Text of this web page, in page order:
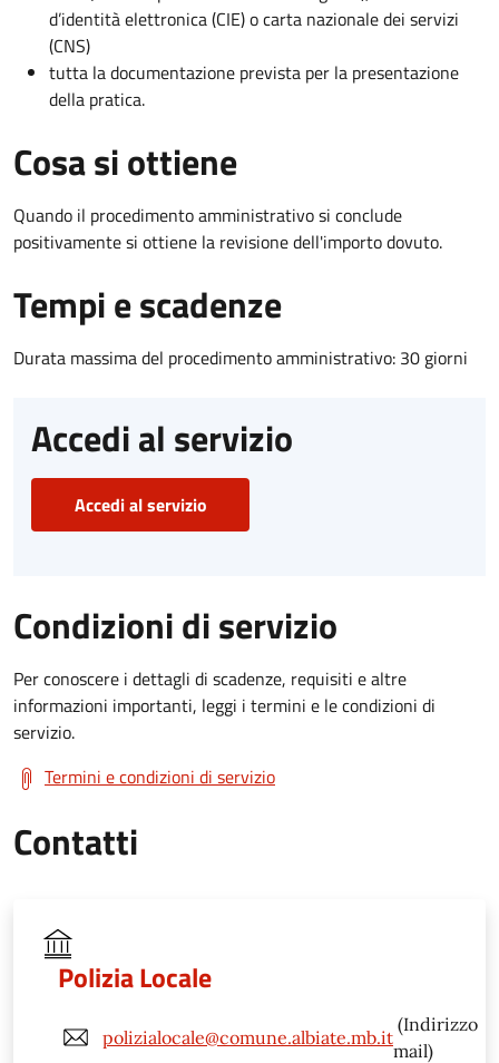
d’identità elettronica (CIE) o carta nazionale dei servizi
(CNS)
tutta la documentazione prevista per la presentazione
della pratica.
Cosa si ottiene
Quando il procedimento amministrativo si conclude
positivamente si ottiene la revisione dell'importo dovuto.
Tempi e scadenze
Durata massima del procedimento amministrativo: 30 giorni
Accedi al servizio
Accedi al servizio
Condizioni di servizio
Per conoscere i dettagli di scadenze, requisiti e altre
informazioni importanti, leggi i termini e le condizioni di
servizio.
Termini e condizioni di servizio
Contatti
Polizia Locale
polizialocale@comune.albiate.mb.it
(Indirizzo
mail)